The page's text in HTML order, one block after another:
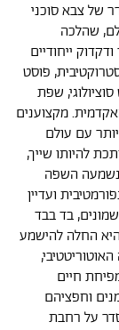
של צבא סוכני
שהלכה
ייחודיים
פוסט
שפת
מקצוענים
עם עולם
להיותו שייך,
נשמעה השפה
ועדיין
בד בבד
היא החלה להישמע
חיים
וחפציהם
על רחבת